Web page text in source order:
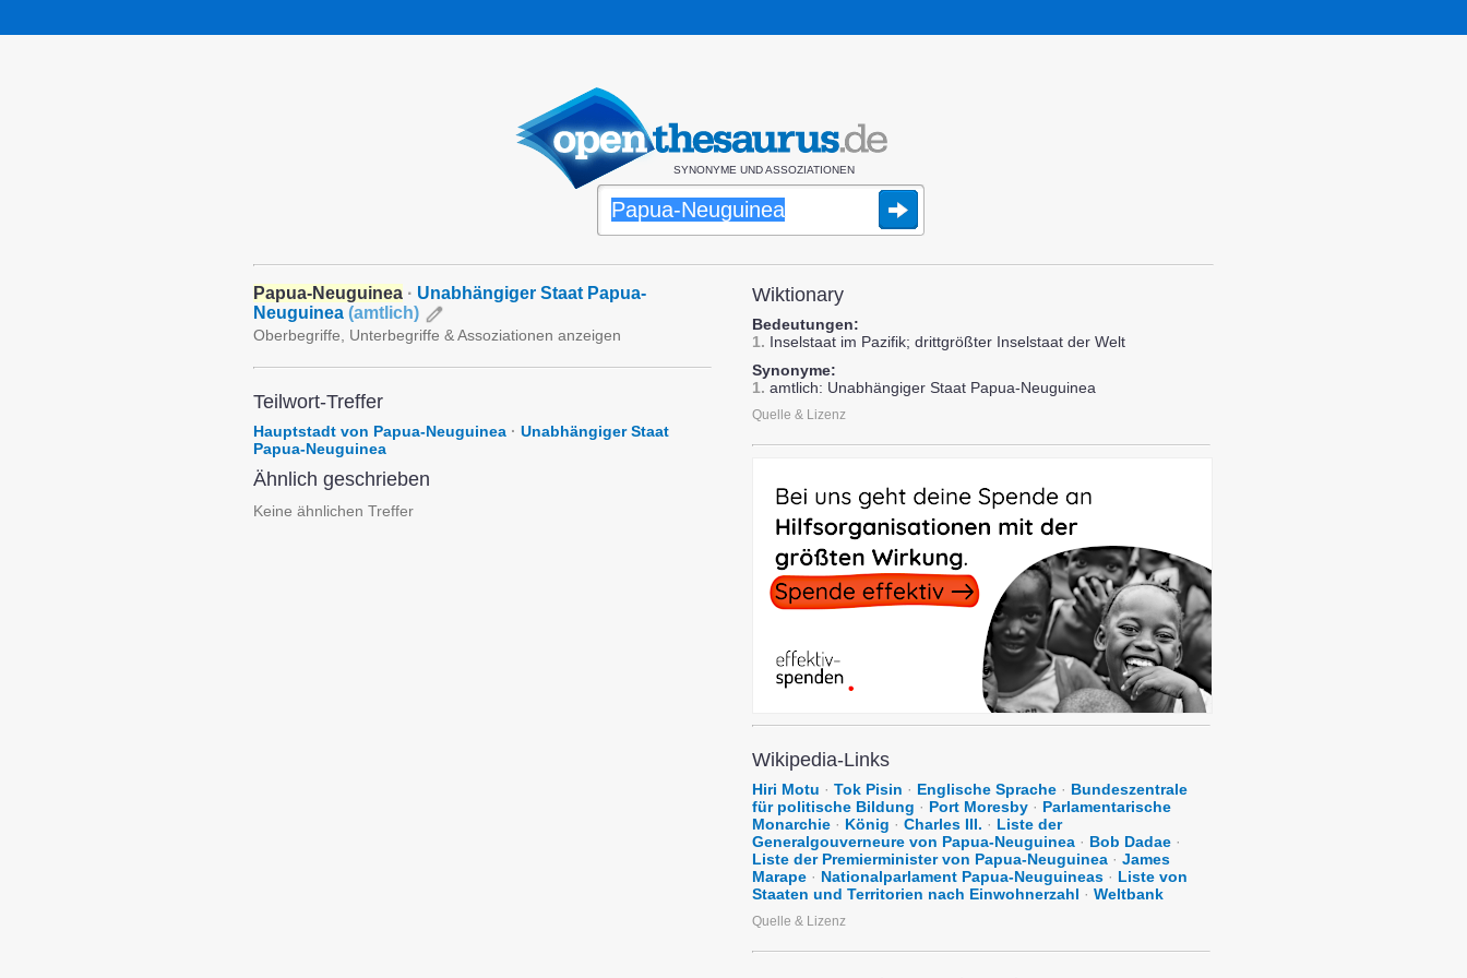
SYNONYME UND ASSOZIATIONEN
Papua-Neuguinea · Unabhängiger Staat Papua-
Neuguinea (amtlich)
Oberbegriffe, Unterbegriffe & Assoziationen anzeigen
Teilwort-Treffer
Hauptstadt von Papua-Neuguinea · Unabhängiger Staat
Papua-Neuguinea
Ähnlich geschrieben
Keine ähnlichen Treffer
Wiktionary
Bedeutungen:
1. Inselstaat im Pazifik; drittgrößter Inselstaat der Welt
Synonyme:
1. amtlich: Unabhängiger Staat Papua-Neuguinea
Quelle & Lizenz
Wikipedia-Links
Hiri Motu · Tok Pisin · Englische Sprache · Bundeszentrale
für politische Bildung · Port Moresby · Parlamentarische
Monarchie · König · Charles III. · Liste der
Generalgouverneure von Papua-Neuguinea · Bob Dadae ·
Liste der Premierminister von Papua-Neuguinea · James
Marape · Nationalparlament Papua-Neuguineas · Liste von
Staaten und Territorien nach Einwohnerzahl · Weltbank
Quelle & Lizenz